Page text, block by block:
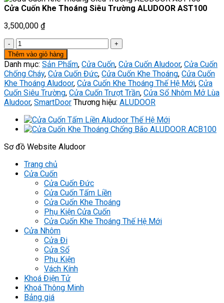
Cửa Cuốn Khe Thoáng Siêu Trường ALUDOOR AST100
3,500,000 ₫
Cửa
Cuốn
Khe
Thoáng
Siêu
Trường
ALUDOOR
AST100
số
lượng
Thêm vào giỏ hàng
Danh mục: Sản Phẩm, Cửa Cuốn, Cửa Cuốn Aludoor, Cửa Cuốn
Chống Cháy, Cửa Cuốn Đức, Cửa Cuốn Khe Thoáng, Cửa Cuốn
Khe Thoáng Aludoor, Cửa Cuốn Khe Thoáng Thế Hệ Mới, Cửa
Cuốn Siêu Trường, Cửa Cuốn Trượt Trần, Cửa Sổ Nhôm Mở Lùa
Aludoor, SmartDoor Thương hiệu: ALUDOOR
Sơ đồ Website Aludoor
Trang chủ
Cửa Cuốn
Cửa Cuốn Đức
Cửa Cuốn Tấm Liền
Cửa Cuốn Khe Thoáng
Phụ Kiện Cửa Cuốn
Cửa Cuốn Khe Thoáng Thế Hệ Mới
Cửa Nhôm
Cửa Đi
Cửa Sổ
Phụ Kiện
Vách Kính
Khoá Điện Tử
Khoá Thông Minh
Bảng giá